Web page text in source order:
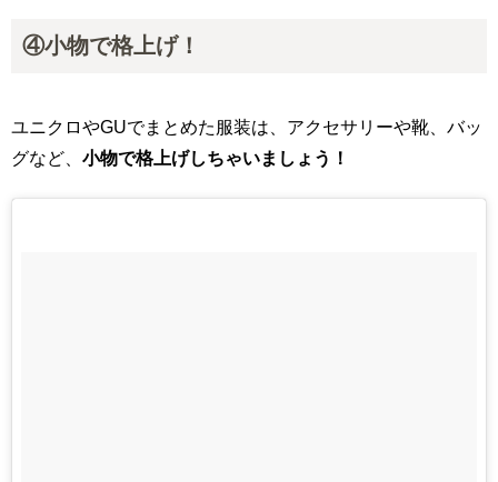
④小物で格上げ！
ユニクロやGUでまとめた服装は、アクセサリーや靴、バッ
グなど、 小物で格上げしちゃいましょう！